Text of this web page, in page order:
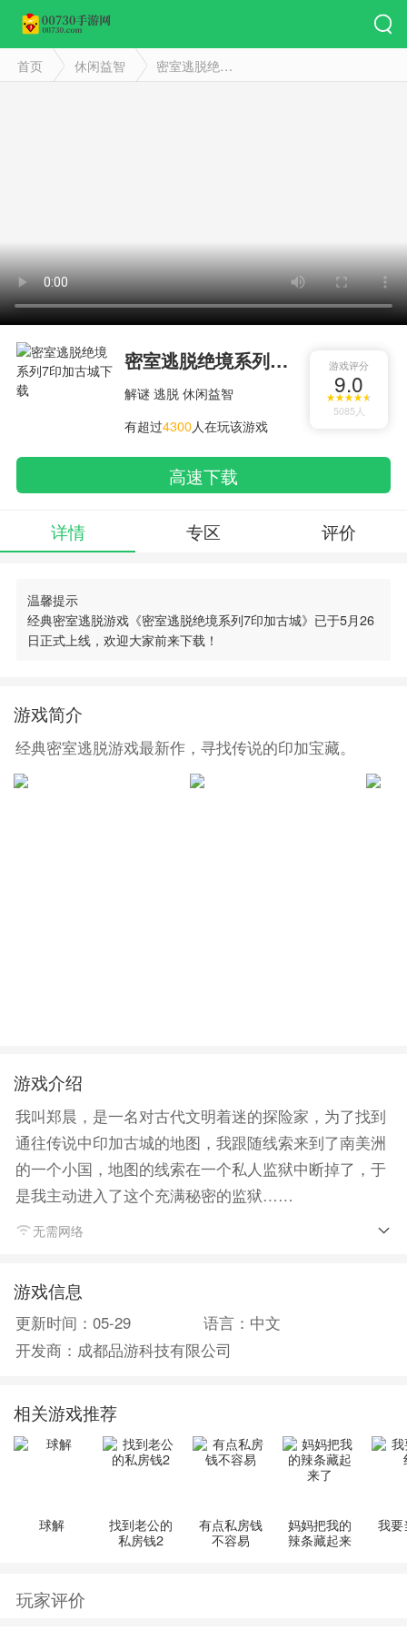
首页 休闲益智 密室逃脱绝境系列7印加古城
密室逃脱绝境系列7印加古城
解谜 逃脱 休闲益智
有超过4300人在玩该游戏
游戏评分
9.0
5085人
高速下载
详情 专区 评价
温馨提示
经典密室逃脱游戏《密室逃脱绝境系列7印加古城》已于5月26
日正式上线，欢迎大家前来下载！
游戏简介
经典密室逃脱游戏最新作，寻找传说的印加宝藏。
游戏介绍
我叫郑晨，是一名对古代文明着迷的探险家，为了找到
通往传说中印加古城的地图，我跟随线索来到了南美洲
的一个小国，地图的线索在一个私人监狱中断掉了，于
是我主动进入了这个充满秘密的监狱……
吧！
无需网络
游戏信息
更新时间：05-29
语言：中文
开发商：成都品游科技有限公司
相关游戏推荐
球解
找到老公的
私房钱2
有点私房钱
不容易
妈妈把我的
辣条藏起来
我要
玩家评价